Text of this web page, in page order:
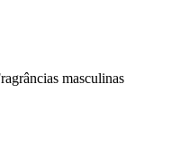
masculinas